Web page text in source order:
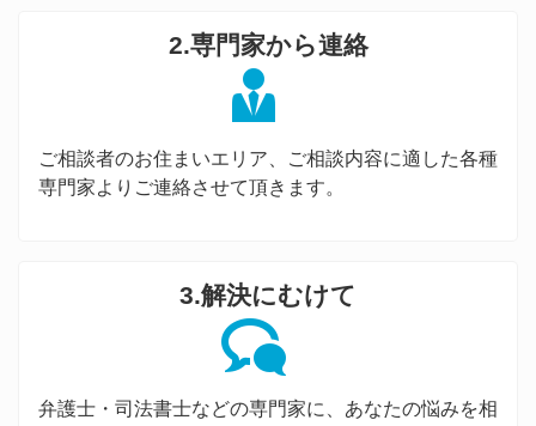
2.専門家から連絡
ご相談者のお住まいエリア、ご相談内容に適した各種
専門家よりご連絡させて頂きます。
3.解決にむけて
弁護士・司法書士などの専門家に、あなたの悩みを相